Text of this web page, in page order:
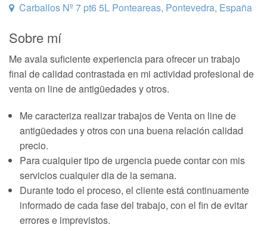
Carballos Nº 7 pt6 5L Ponteareas, Pontevedra, España
Sobre mí
Me avala suficiente experiencia para ofrecer un trabajo
final de calidad contrastada en mi actividad profesional de
venta on line de antigüedades y otros.
Me caracteriza realizar trabajos de Venta on line de
antigüedades y otros con una buena relación calidad
precio.
Para cualquier tipo de urgencia puede contar con mis
servicios cualquier dia de la semana.
Durante todo el proceso, el cliente está continuamente
informado de cada fase del trabajo, con el fin de evitar
errores e imprevistos.